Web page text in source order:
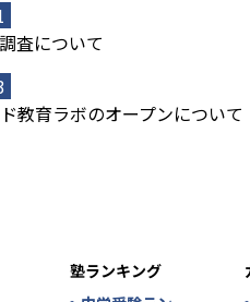
査について
教育ラボのオープンについて
塾ランキング